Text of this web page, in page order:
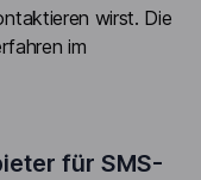
wirst. Die
im
für SMS-